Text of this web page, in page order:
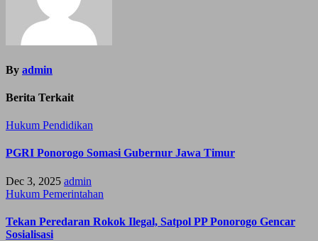
By admin
Berita Terkait
Hukum Pendidikan
PGRI Ponorogo Somasi Gubernur Jawa Timur
Dec 3, 2025 admin
Hukum Pemerintahan
Tekan Peredaran Rokok Ilegal, Satpol PP Ponorogo Gencar
Sosialisasi